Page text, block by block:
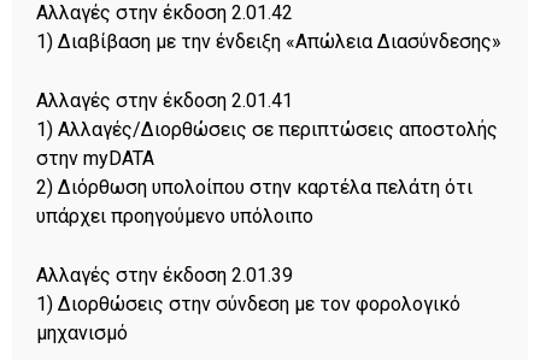
Αλλαγές στην έκδοση 2.01.42
1) Διαβίβαση με την ένδειξη «Απώλεια Διασύνδεσης»
Αλλαγές στην έκδοση 2.01.41
1) Αλλαγές/Διορθώσεις σε περιπτώσεις αποστολής
στην myDATA
2) Διόρθωση υπολοίπου στην καρτέλα πελάτη ότι
υπάρχει προηγούμενο υπόλοιπο
Αλλαγές στην έκδοση 2.01.39
1) Διορθώσεις στην σύνδεση με τον φορολογικό
μηχανισμό